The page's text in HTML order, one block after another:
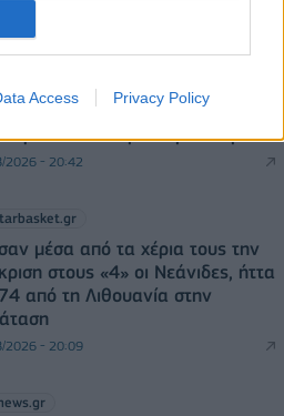
Access Privacy Policy
NETWORK
«Χάσαμε το μυαλό μας»
2026 - 20:42
μέσα από τα χέρια τους την
στους «4» οι Νεάνιδες, ήττα
από τη Λιθουανία στην
2026 - 20:09